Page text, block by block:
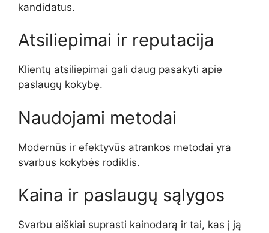
kandidatus.
Atsiliepimai ir reputacija
Klientų atsiliepimai gali daug pasakyti apie
paslaugų kokybę.
Naudojami metodai
Modernūs ir efektyvūs atrankos metodai yra
svarbus kokybės rodiklis.
Kaina ir paslaugų sąlygos
Svarbu aiškiai suprasti kainodarą ir tai, kas į ją